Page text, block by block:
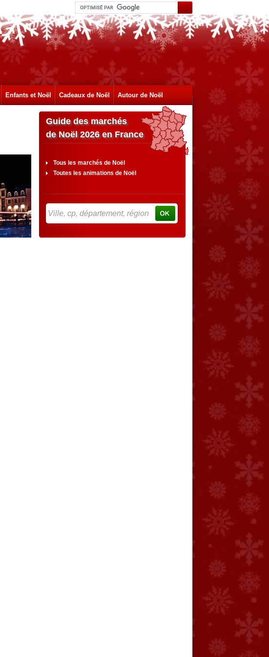
Enfants et Noël Cadeaux de Noël Autour de Noël
Guide des marchés
de Noël 2026 en France
Tous les marchés de Noël
Toutes les animations de Noël